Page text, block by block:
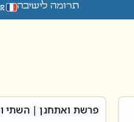
תרומה לישיבה
פרשת ואתחנן | השתי